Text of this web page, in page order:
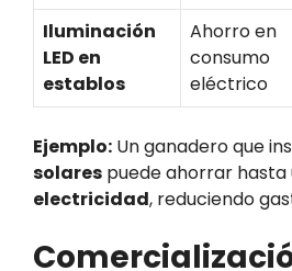
Iluminación
LED en
establos
Ahorro en
consumo
eléctrico
Ejemplo: Un ganadero que
solares puede ahorrar hasta
electricidad, reduciendo